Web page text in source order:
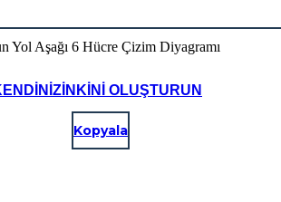
OLUŞTURUN
Kopyala